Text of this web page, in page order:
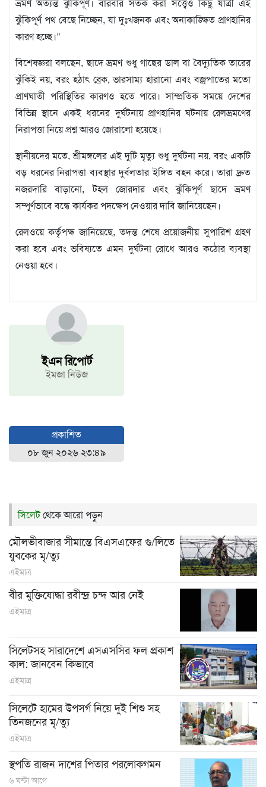
ইএন রিপোর্ট
ইমজা নিউজ
প্রকাশিত
০৮ জুন ২০২৬ ২৩:৪৯
ভ্রমণ অত্যন্ত ঝুঁকিপূর্ণ। বারবার সতর্ক করা সত্ত্বেও কিছু যাত্রী এই
ঝুঁকিপূর্ণ পথ বেছে নিচ্ছেন, যা দুঃখজনক এবং অনাকাঙ্ক্ষিত প্রাণহানির
কারণ হচ্ছে।”
বিশেষজ্ঞরা বলছেন, ছাদে ভ্রমণ শুধু গাছের ডাল বা বৈদ্যুতিক তারের
ঝুঁকিই নয়, বরং হঠাৎ ব্রেক, ভারসাম্য হারানো এবং বজ্রপাতের মতো
প্রাণঘাতী পরিস্থিতির কারণও হতে পারে। সাম্প্রতিক সময়ে দেশের
বিভিন্ন স্থানে একই ধরনের দুর্ঘটনায় প্রাণহানির ঘটনায় রেলভ্রমণের
নিরাপত্তা নিয়ে প্রশ্ন আরও জোরালো হয়েছে।
স্থানীয়দের মতে, শ্রীমঙ্গলের এই দুটি মৃত্যু শুধু দুর্ঘটনা নয়, বরং একটি
বড় ধরনের নিরাপত্তা ব্যবস্থার দুর্বলতার ইঙ্গিত বহন করে। তারা দ্রুত
নজরদারি বাড়ানো, টহল জোরদার এবং ঝুঁকিপূর্ণ ছাদে ভ্রমণ
সম্পূর্ণভাবে বন্ধে কার্যকর পদক্ষেপ নেওয়ার দাবি জানিয়েছেন।
রেলওয়ে কর্তৃপক্ষ জানিয়েছে, তদন্ত শেষে প্রয়োজনীয় সুপারিশ গ্রহণ
করা হবে এবং ভবিষ্যতে এমন দুর্ঘটনা রোধে আরও কঠোর ব্যবস্থা
নেওয়া হবে।
সিলেটথেকে আরো পড়ুন
মৌলভীবাজার সীমান্তে বিএসএফের গু/লিতে
যুবকের ‍মৃ/ত্যু
এইমাত্র
বীর মুক্তিযোদ্ধা রবীন্দ্র চন্দ আর নেই
এইমাত্র
সিলেটসহ সারাদেশে এসএসসির ফল প্রকাশ
কাল: জানবেন কিভাবে
এইমাত্র
সিলেটে হামের উপসর্গ নিয়ে দুই শিশু সহ
তিনজনের মৃ/ত্যু
এইমাত্র
স্থপতি রাজন দাশের পিতার পরলোকগমন
৬ ঘন্টা আগে